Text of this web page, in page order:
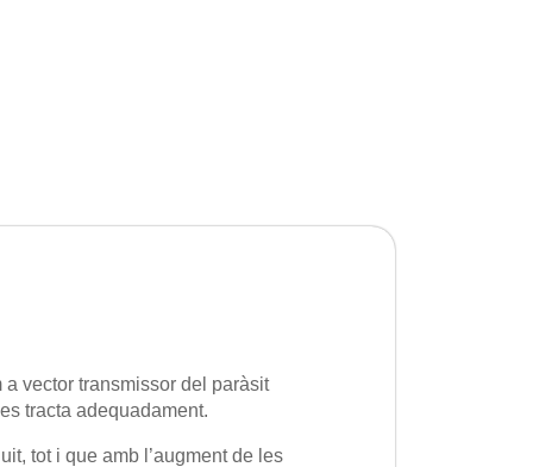
vector transmissor del paràsit
tracta adequadament.
tot i que amb l’augment de les